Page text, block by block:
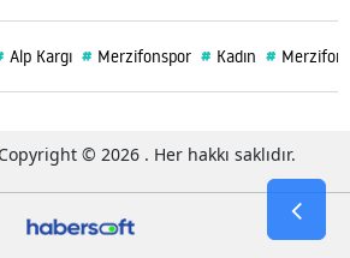
Alp Kargı # Merzifonspor # Kadın # Merzifon
Copyright © 2026 . Her hakkı saklıdır.